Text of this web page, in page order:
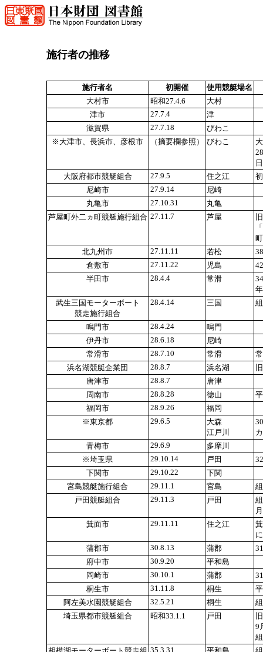
施行者の推移
施行者名 初開催
使用競艇場名
大村市
昭和27.4.6
大村
津市
27.7.4
津
滋賀県
27.7.18
びわこ
※大津市、長浜市、彦根市
（摘要欄参照） びわこ
大阪府都市競艇組合
27.9.5 住之江
尼崎市
27.9.14
尼崎
丸亀市
27.10.31
丸亀
芦屋町外二ヵ町競艇施行組合 27.11.7 芦屋
北九州市
27.11.11 若松
倉敷市
27.11.22 児島
半田市
28.4.4 常滑
武生三国モーターボート
競走施行組合
28.4.14 三国
鳴門市 28.4.24
鳴門
伊丹市
28.6.18
尼崎
常滑市
28.7.10 常滑
浜名湖競艇企業団
28.8.7 浜名湖
唐津市
28.8.7
唐津
周南市
28.8.28 徳山
福岡市
28.9.26
福岡
※東京都
29.6.5
大森
江戸川
青梅市
29.6.9
多摩川
※埼玉県
29.10.14 戸田
下関市
29.10.22
下関
宮島競艇施行組合
29.11.1 宮島
戸田競艇組合
29.11.3 戸田
箕面市
29.11.11 住之江
蒲郡市
30.8.13 蒲郡
府中市
30.9.20
平和島
岡崎市
30.10.1 蒲郡
桐生市
31.11.8 桐生
阿左美水園競艇組合
32.5.21 桐生
埼玉県都市競艇組合
昭和33.1.1 戸田
9
35.3.31